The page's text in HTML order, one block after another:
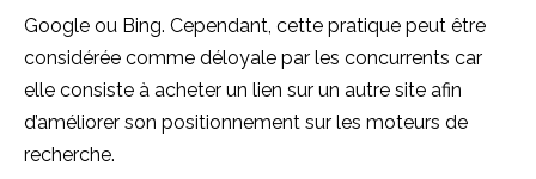
Google ou Bing. Cependant, cette pratique peut être
considérée comme déloyale par les concurrents car
elle consiste à acheter un lien sur un autre site afin
d’améliorer son positionnement sur les moteurs de
recherche.